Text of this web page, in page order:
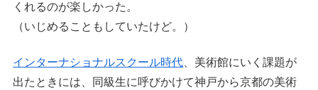
くれるのが楽しかった。
（いじめることもしていたけど。）
インターナショナルスクール時代 、美術館にいく課題が
出たときには、同級生に呼びかけて神戸から京都の美術